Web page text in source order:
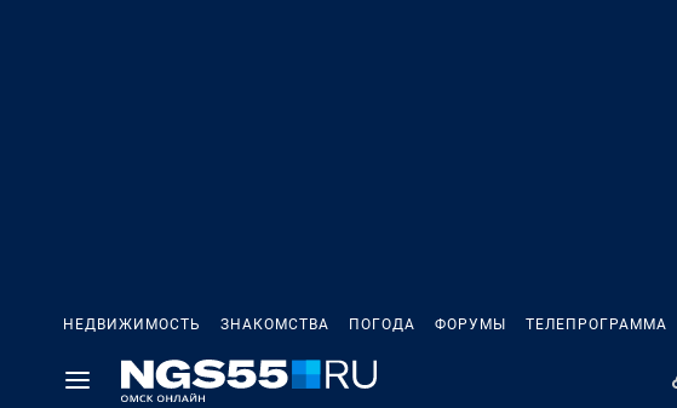
НЕДВИЖИМОСТЬ ЗНАКОМСТВА ПОГОДА ФОРУМЫ ТЕЛЕПРОГРАММА